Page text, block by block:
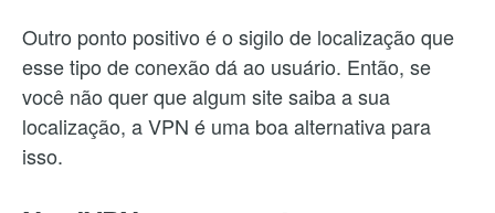
Outro ponto positivo é o sigilo de localização que
esse tipo de conexão dá ao usuário. Então, se
você não quer que algum site saiba a sua
localização, a VPN é uma boa alternativa para
isso.